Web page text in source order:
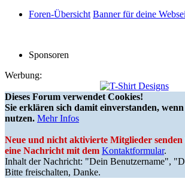
Foren-Übersicht Banner für deine
Sponsoren
Werbung:
Dieses Forum verwendet Cookies!
Sie erklären sich damit einverstanden,
nutzen. Mehr Infos
Neue und nicht aktivierte Mitglieder
eine Nachricht mit dem Kontaktformular.
Inhalt der Nachricht: "Dein Benutzername",
Bitte freischalten, Danke.